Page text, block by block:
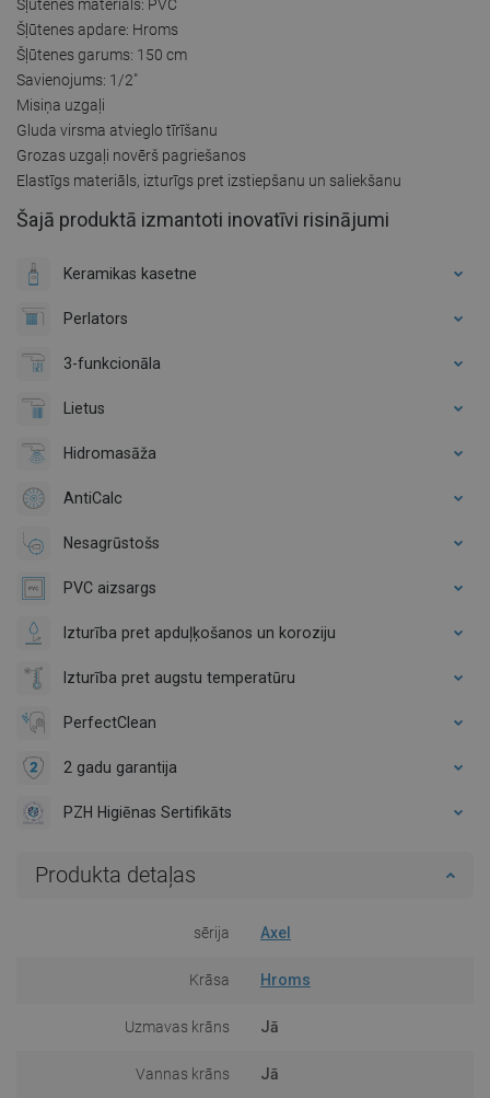
Šļūtenes materiāls: PVC
Šļūtenes apdare: Hroms
Šļūtenes garums: 150 cm
Savienojums: 1/2"
Misiņa uzgaļi
Gluda virsma atvieglo tīrīšanu
Grozas uzgaļi novērš pagriešanos
Elastīgs materiāls, izturīgs pret izstiepšanu un saliekšanu
Šajā produktā izmantoti inovatīvi risinājumi
Keramikas kasetne
Perlators
3-funkcionāla
Lietus
Hidromasāža
AntiCalc
Nesagrūstošs
PVC aizsargs
Izturība pret apduļķošanos un koroziju
Izturība pret augstu temperatūru
PerfectClean
2 gadu garantija
PZH Higiēnas Sertifikāts
Produkta detaļas
sērija Axel
Krāsa Hroms
Uzmavas krāns Jā
Vannas krāns Jā